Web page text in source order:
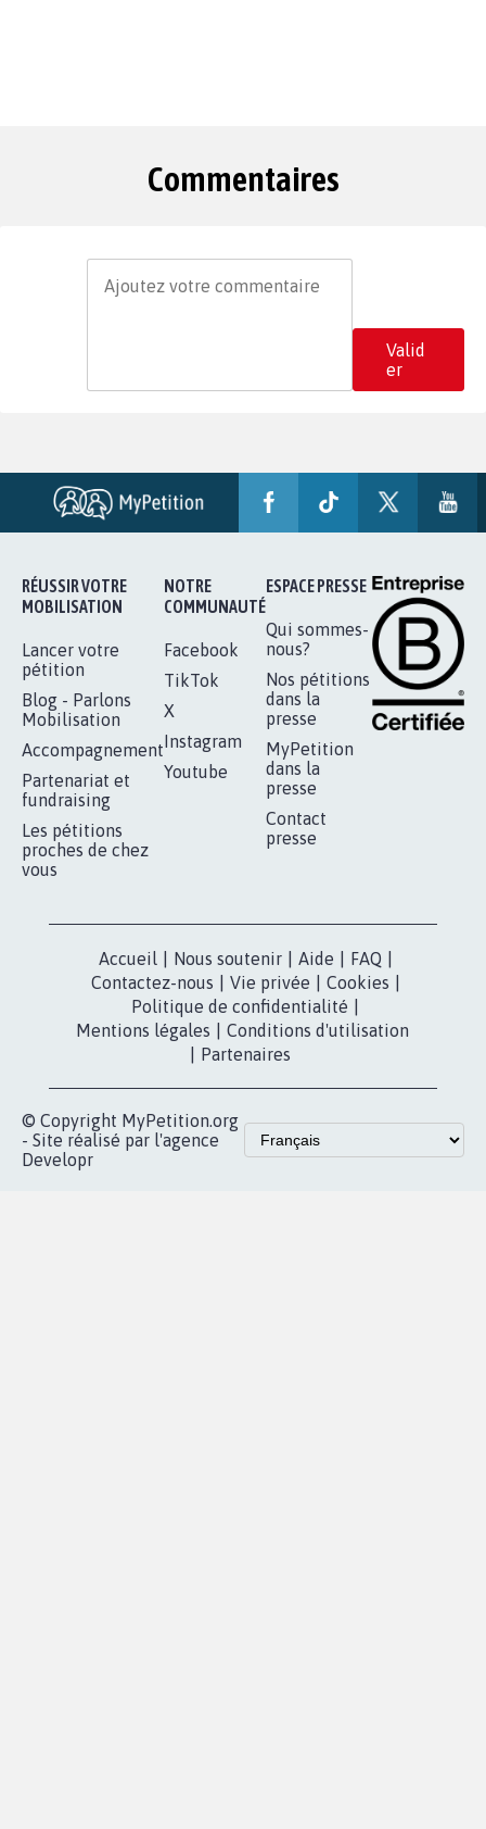
Commentaires
Valid
er
RÉUSSIR VOTRE
MOBILISATION
Lancer votre
pétition
Blog - Parlons
Mobilisation
Accompagnement
Partenariat et
fundraising
Les pétitions
proches de chez
vous
NOTRE
COMMUNAUTÉ
Facebook
TikTok
X
Instagram
Youtube
ESPACE PRESSE
Qui sommes-
nous?
Nos pétitions
dans la
presse
MyPetition
dans la
presse
Contact
presse
Accueil Nous soutenir Aide FAQ
Contactez-nous
Vie privée Cookies
Politique de confidentialité
Mentions légales
Conditions d'utilisation
Partenaires
© Copyright MyPetition.org
- Site réalisé par l'agence
Developr